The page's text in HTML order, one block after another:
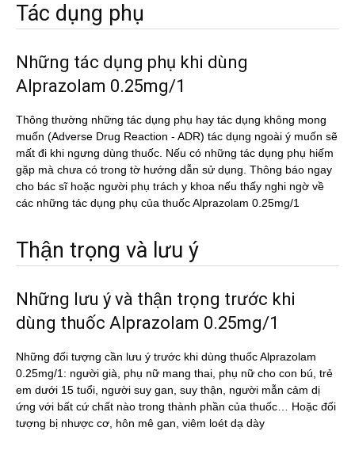
Tác dụng phụ
Những tác dụng phụ khi dùng
Alprazolam 0.25mg/1
Thông thường những tác dụng phụ hay tác dụng không mong
muốn (Adverse Drug Reaction - ADR) tác dụng ngoài ý muốn sẽ
mất đi khi ngưng dùng thuốc. Nếu có những tác dụng phụ hiếm
gặp mà chưa có trong tờ hướng dẫn sử dụng. Thông báo ngay
cho bác sĩ hoặc người phụ trách y khoa nếu thấy nghi ngờ về
các những tác dụng phụ của thuốc Alprazolam 0.25mg/1
Thận trọng và lưu ý
Những lưu ý và thận trọng trước khi
dùng thuốc Alprazolam 0.25mg/1
Những đối tượng cần lưu ý trước khi dùng thuốc Alprazolam
0.25mg/1: người già, phụ nữ mang thai, phụ nữ cho con bú, trẻ
em dưới 15 tuổi, người suy gan, suy thận, người mẫn cảm dị
ứng với bất cứ chất nào trong thành phần của thuốc… Hoặc đối
tượng bị nhược cơ, hôn mê gan, viêm loét dạ dày